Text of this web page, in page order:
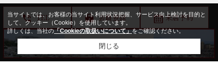
TEL 会員登録 来店予約
当サイトでは、お客様の当サイト利用状況把握、サービス向上検討を目的と
して、クッキー（Cookie）を使用しています。
詳しくは、当社の「Cookieの取扱いについて」をご確認ください。
閉じる